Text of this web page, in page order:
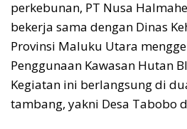
perkebunan, PT Nusa
bekerja sama dengan Dinas
Provinsi Maluku Utara
Penggunaan Kawasan Hutan
Kegiatan ini berlangsung di
tambang, yakni Desa Tabobo